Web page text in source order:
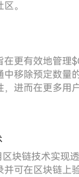
。
在更有效地管理
中移除预定数量
，进而在更多用
块链技术实现
并可在区块链上